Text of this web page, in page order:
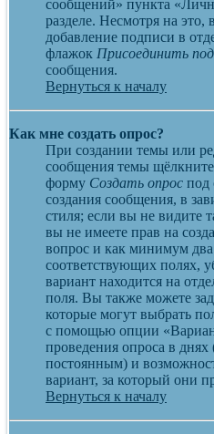
сообщений» пункта
разделе. Несмотря на
добавление подписи в
флажок Присоединить
сообщения.
Вернуться к началу
Как мне создать опрос?
При создании темы или
сообщения темы
форму Создать опрос под
создания сообщения, в
стиля; если вы не видите
вы не имеете прав на
вопрос и как минимум два
соответствующих полях,
вариант находится на
поля. Вы также можете
которые могут выбрать
с помощью опции
проведения опроса в днях
постоянным) и
вариант, за который они
Вернуться к началу